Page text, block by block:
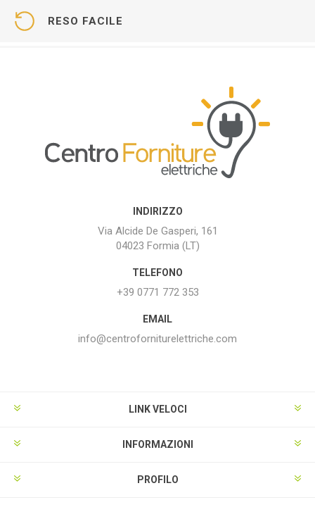
RESO FACILE
INDIRIZZO
Via Alcide De Gasperi, 161
04023 Formia (LT)
TELEFONO
+39 0771 772 353
EMAIL
info@centroforniturelettriche.com
LINK VELOCI
INFORMAZIONI
PROFILO